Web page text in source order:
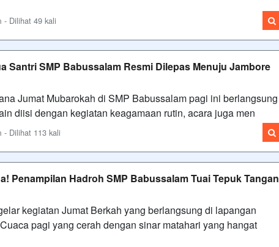
- Dilihat 49 kali
Santri SMP Babussalam Resmi Dilepas Menuju Jambore
Jumat Mubarokah di SMP Babussalam pagi ini berlangsung
diisi dengan kegiatan keagamaan rutin, acara juga men
- Dilihat 113 kali
Penampilan Hadroh SMP Babussalam Tuai Tepuk Tangan
kegiatan Jumat Berkah yang berlangsung di lapangan
pagi yang cerah dengan sinar matahari yang hangat